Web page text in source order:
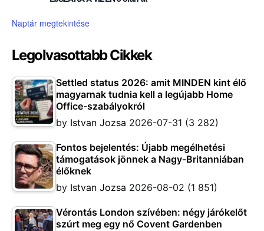
Naptár megtekintése
Legolvasottabb Cikkek
Settled status 2026: amit MINDEN kint élő
magyarnak tudnia kell a legújabb Home
Office-szabályokról
by Istvan Jozsa 2026-07-31 (3 282)
Fontos bejelentés: Újabb megélhetési
támogatások jönnek a Nagy-Britanniában
élőknek
by Istvan Jozsa 2026-08-02 (1 851)
Vérontás London szívében: négy járókelőt
szúrt meg egy nő Covent Gardenben